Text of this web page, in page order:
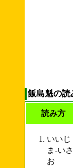
飯島魁の読
読み方
いいじ
ま-いさ
お